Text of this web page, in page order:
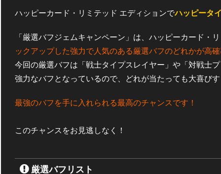
ハッピーカード・リミテッド エディションでハッピータ
「厳選バフジェムキャンペーン」は、ハッピーカード・
ックアップした強力で人気のある厳選バフのどれかが高
今回の厳選バフは「戦士タイプスレイヤー」や「対戦士
強力なバフとなっているので、どれが当たっても大喜び
最強のバフを手に入れられる最高のチャンスです！
このチャンスをお見逃しなく！
厳選バフリスト